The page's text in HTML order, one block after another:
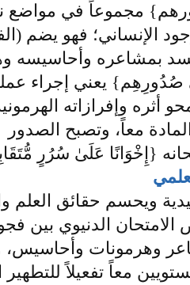
مجموعاً في مواضع
الإنساني؛ فهو يضم
بمشاعره وأحاسيسه
صُدُورِهِم} يعني إجراء
أثره وإفرازاته
معاً، وتصبح الصدور
{إِخْوَانًا عَلَىٰ سُرُرٍ
ويحسم حقائق العلم
الدنيوي بين
وهرمونات وأحاسيس،
معاً تفعيلاً